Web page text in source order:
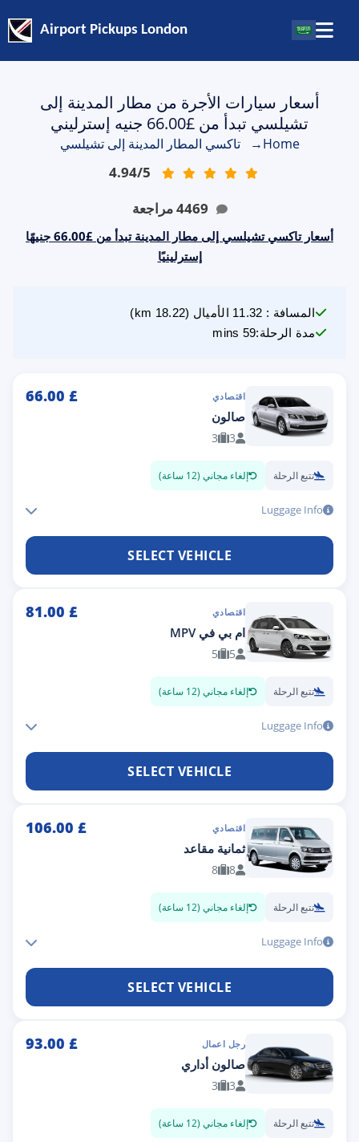
Airport Pickups London
أسعار سيارات الأجرة من مطار المدينة إلى
تشيلسي تبدأ من £66.00 جنيه إسترليني
Home
→ تاكسي المطار المدينة إلى تشيلسي
4.94/5
4469مراجعة
أسعار تاكسي تشيلسي إلى مطار المدينة تبدأ من £66.00 جنيهًا
إسترلينيًا
المسافة :
11.32 الأميال (
18.22
مدة الرحلة:
59 mins
اقتصادي £
66.00
صالون
3
3
تتبع الرحلة إلغاء مجاني (12 ساعة)
Luggage Info
SELECT VEHICLE
اقتصادي £
81.00
ام بي في MPV
5
5
تتبع الرحلة إلغاء مجاني (12 ساعة)
Luggage Info
SELECT VEHICLE
اقتصادي £
106.00
ثمانية مقاعد
8
8
تتبع الرحلة إلغاء مجاني (12 ساعة)
Luggage Info
SELECT VEHICLE
رجل اعمال £
93.00
صالون أداري
3
3
تتبع الرحلة إلغاء مجاني (12 ساعة)